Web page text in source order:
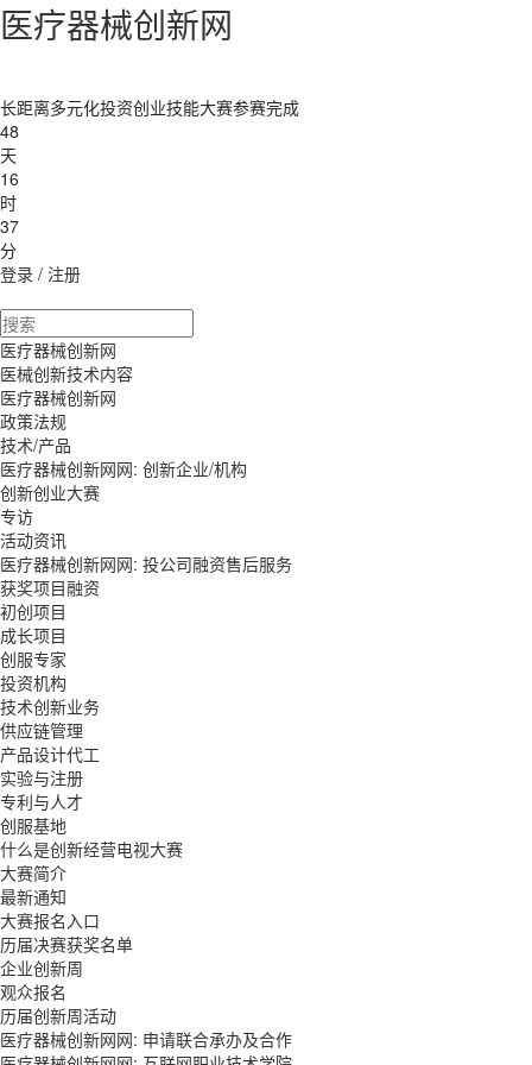
医疗器械创新网
长距离多元化投资创业技能大赛参赛完成
48
天
16
时
37
分
登录 / 注册
医疗器械创新网
医械创新技术内容
医疗器械创新网
政策法规
技术/产品
医疗器械创新网网: 创新企业/机构
创新创业大赛
专访
活动资讯
医疗器械创新网网: 投公司融资售后服务
获奖项目融资
初创项目
成长项目
创服专家
投资机构
技术创新业务
供应链管理
产品设计代工
实验与注册
专利与人才
创服基地
什么是创新经营电视大赛
大赛简介
最新通知
大赛报名入口
历届决赛获奖名单
企业创新周
观众报名
历届创新周活动
医疗器械创新网网: 申请联合承办及合作